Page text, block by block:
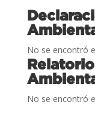
No se encontró
No se encontró